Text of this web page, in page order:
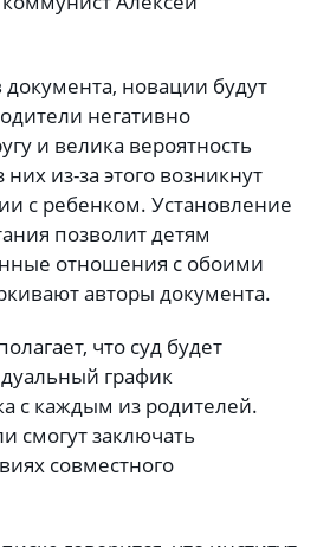
новации будут
негативно
и велика вероятность
них из-за этого возникнут
с ребенком. Установление
позволит детям
отношения с обоими
авторы документа.
что суд будет
график
с каждым из родителей.
смогут заключать
совместного